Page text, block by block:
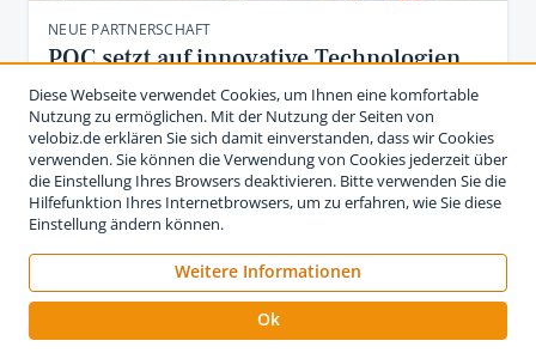
NEUE PARTNERSCHAFT
POC setzt auf innovative Technologien
für mehr Sicherheit
Sicherheit beim Radfahren hat viel auch mit
Sichtbarkeit zu tun, insbesondere wenn die Tage
wieder kürzer werden. Der schwedische Ausrüster …
16. September 2015
Diese Webseite verwendet Cookies, um Ihnen eine komfortable
Nutzung zu ermöglichen. Mit der Nutzung der Seiten von
velobiz.de erklären Sie sich damit einverstanden, dass wir Cookies
verwenden. Sie können die Verwendung von Cookies jederzeit über
die Einstellung Ihres Browsers deaktivieren. Bitte verwenden Sie die
Hilfefunktion Ihres Internetbrowsers, um zu erfahren, wie Sie diese
Einstellung ändern können.
Weitere Informationen
Ok